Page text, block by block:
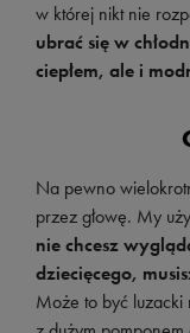
w której nikt nie
ubrać się w
ciepłem, ale i
Na pewno
przez głowę. My
nie chcesz
dziecięcego,
Może to być